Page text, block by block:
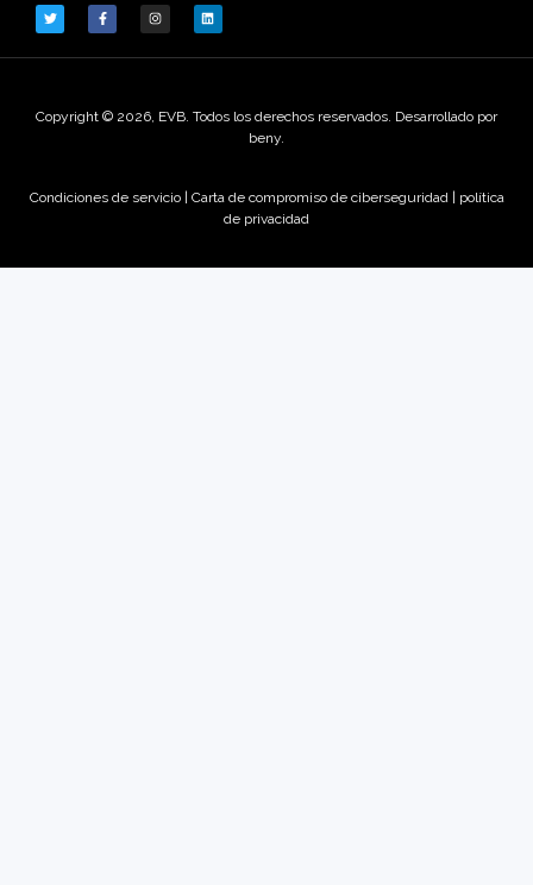
Copyright © 2026, EVB. Todos los derechos reservados. Desarrollado por
beny.
Condiciones de servicio | Carta de compromiso de ciberseguridad | política
de privacidad